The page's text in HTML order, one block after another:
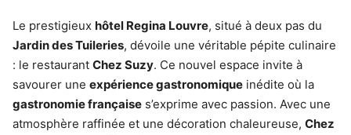
Le prestigieux hôtel Regina Louvre, situé à deux pas du
Jardin des Tuileries, dévoile une véritable pépite culinaire
: le restaurant Chez Suzy. Ce nouvel espace invite à
savourer une expérience gastronomique inédite où la
gastronomie française s’exprime avec passion. Avec une
atmosphère raffinée et une décoration chaleureuse, Chez